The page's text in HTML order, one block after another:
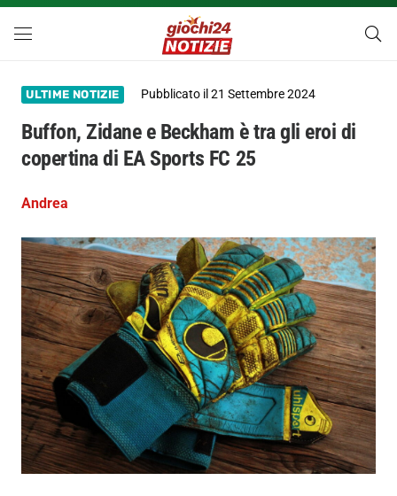
ULTIME NOTIZIE Pubblicato il21 Settembre 2024
Buffon, Zidane e Beckham è tra gli eroi di
copertina di EA Sports FC 25
Andrea